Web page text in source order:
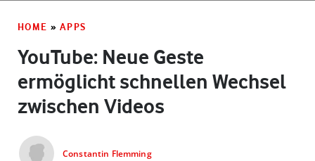
HOME » APPS
YouTube: Neue Geste
ermöglicht schnellen Wechsel
zwischen Videos
Constantin Flemming